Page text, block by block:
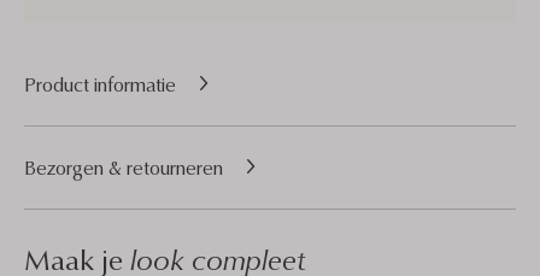
Product informatie
Bezorgen & retourneren
Maak je look compleet